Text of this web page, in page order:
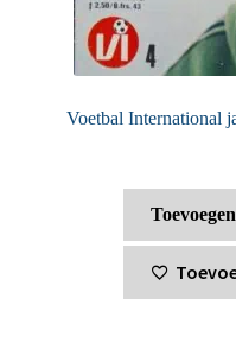
Voetbal International